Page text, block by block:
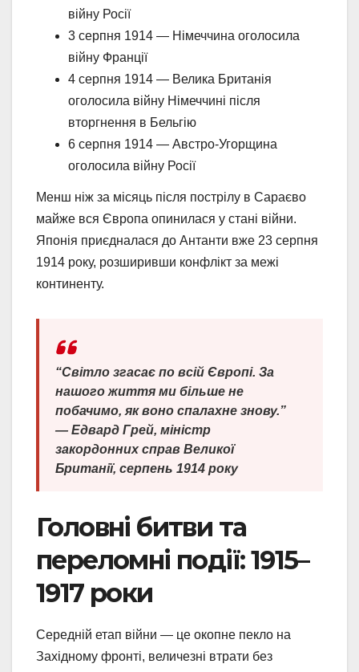
війну Росії
3 серпня 1914 — Німеччина оголосила
війну Франції
4 серпня 1914 — Велика Британія
оголосила війну Німеччині після
вторгнення в Бельгію
6 серпня 1914 — Австро-Угорщина
оголосила війну Росії
Менш ніж за місяць після пострілу в Сараєво
майже вся Європа опинилася у стані війни.
Японія приєдналася до Антанти вже 23 серпня
1914 року, розширивши конфлікт за межі
континенту.
“Світло згасає по всій Європі. За
нашого життя ми більше не
побачимо, як воно спалахне знову.”
— Едвард Грей, міністр
закордонних справ Великої
Британії, серпень 1914 року
Головні битви та
переломні події: 1915–
1917 роки
Середній етап війни — це окопне пекло на
Західному фронті, величезні втрати без